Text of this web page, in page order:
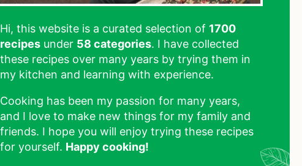
Hi, this website is a curated selection of 1700
recipes under 58 categories. I have collected
these recipes over many years by trying them in
my kitchen and learning with experience.
Cooking has been my passion for many years,
and I love to make new things for my family and
friends. I hope you will enjoy trying these recipes
for yourself. Happy cooking!